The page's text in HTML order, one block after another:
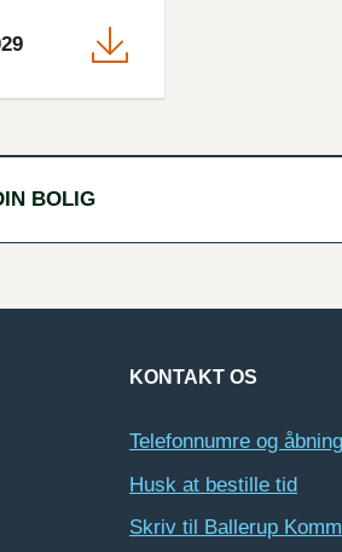
BOLIG
KONTAKT OS
Telefonnumre og
Husk at bestille tid
Skriv til Ballerup